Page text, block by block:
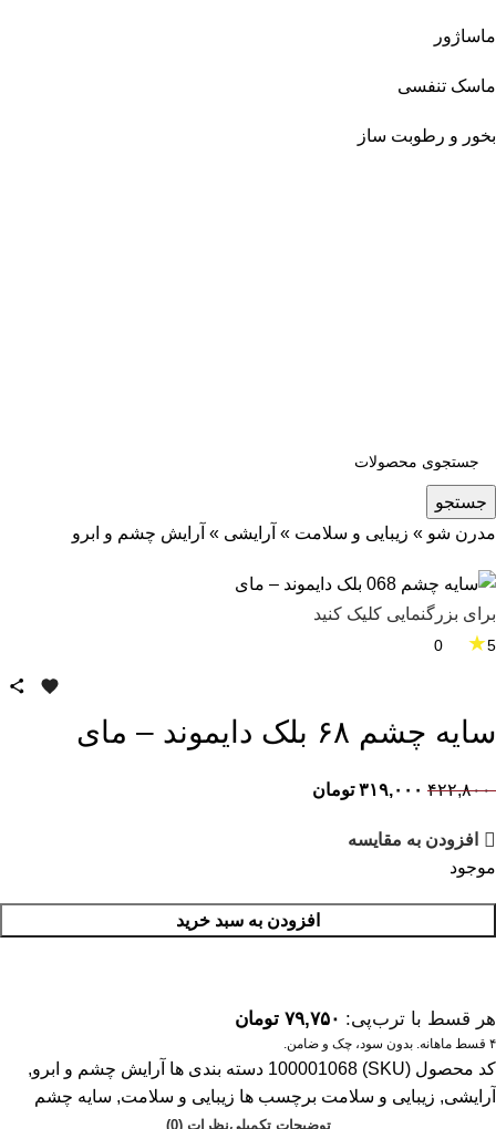
ماساژور
ماسک تنفسی
بخور و رطوبت ساز
جستجو
مدرن شو » زیبایی و سلامت » آرایشی » آرایش چشم و ابرو
برای بزرگنمایی کلیک کنید
5
★
سایه چشم ۶۸ بلک دایموند – مای
۴۲۲,۸۰۰ ۳۱۹,۰۰۰ تومان
افزودن به مقایسه
موجود
افزودن به سبد خرید
هر قسط با ترب‌پی: ۷۹,۷۵۰ تومان
۴ قسط ماهانه. بدون سود، چک و ضامن.
کد محصول (SKU) 100001068 دسته بندی ها آرایش چشم و ابرو,
آرایشی, زیبایی و سلامت برچسب ها زیبایی و سلامت, سایه چشم
توضیحات تکمیلینظرات (0)